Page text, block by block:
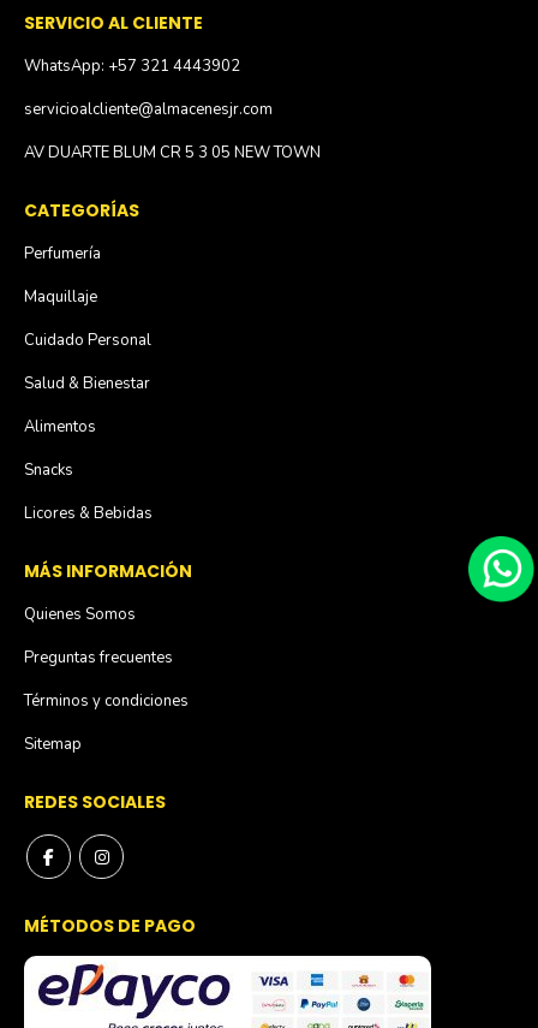
SERVICIO AL CLIENTE
WhatsApp: +57 321 4443902
servicioalcliente@almacenesjr.com
AV DUARTE BLUM CR 5 3 05 NEW TOWN
CATEGORÍAS
Perfumería
Maquillaje
Cuidado Personal
Salud & Bienestar
Alimentos
Snacks
Licores & Bebidas
MÁS INFORMACIÓN
Quienes Somos
Preguntas frecuentes
Términos y condiciones
Sitemap
REDES SOCIALES
MÉTODOS DE PAGO